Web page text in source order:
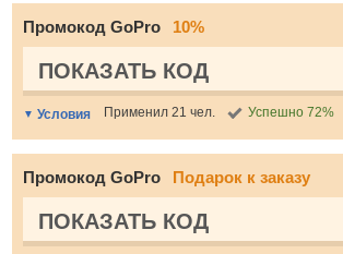
Промокод GoPro 10%
ПОКАЗАТЬ КОД
Условия Применил 21 чел. Успешно 72%
Промокод GoPro Подарок к заказу
ПОКАЗАТЬ КОД